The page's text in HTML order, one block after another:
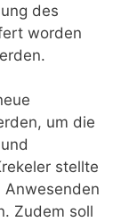
des
worden
um die
stellte
Anwesenden
Zudem soll